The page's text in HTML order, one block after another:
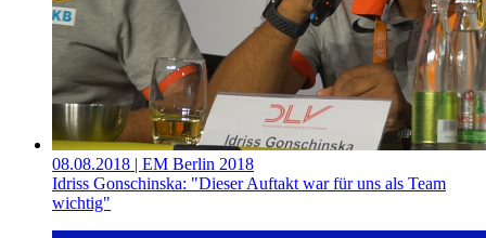
08.08.2018 | EM Berlin 2018
Idriss Gonschinska: "Dieser Auftakt war für uns als Team
wichtig"